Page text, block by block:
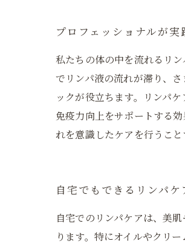
プロフェッショナルが
私たちの体の中を流れるリ
でリンパ液の流れが滞り、
ックが役立ちます。リンパ
免疫力向上をサポートする
れを意識したケアを行うこ
自宅でもできるリンパ
自宅でのリンパケアは、美
ります。特にオイルやクリ